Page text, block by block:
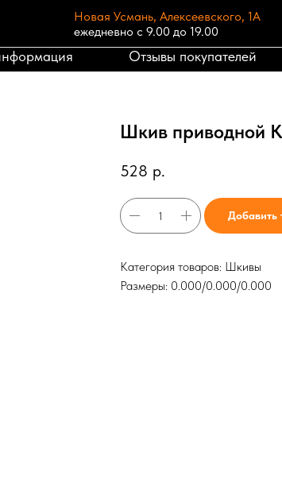
Новая Усмань, Алексеевского, 1А
ежедневно с 9.00 до 19.00
Отзывы покупателей
Шкив приводной
528 р.
Добавить
Категория товаров: Шкивы
Размеры: 0.000/0.000/0.000